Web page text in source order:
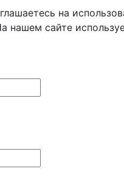
на
нашем сайте